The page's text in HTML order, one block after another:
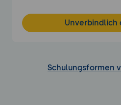
Unverbindlich
Schulungsformen